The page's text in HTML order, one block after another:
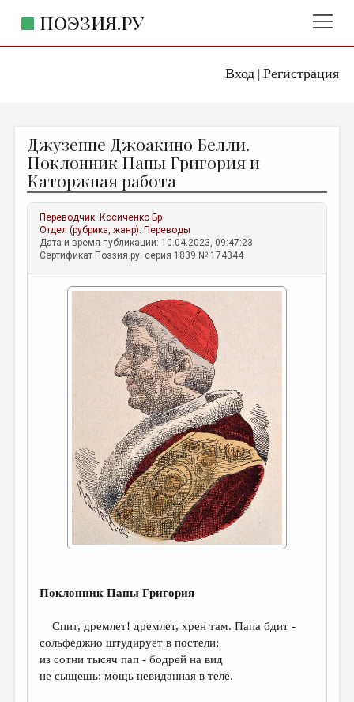
Вход| Регистрация
ПОЭЗИЯ.РУ
ЖАНРЫ
АВТОРЫ
КОММЕНТАРИИ
ЛИТСАЛОН
НОВОСТИ
ПРАВИЛА САЙТА
ДАЙДЖЕСТ
ПРОИЗВЕДЕНИЯ
КОНКУРСЫ
ДЕТСКАЯ КОМНАТА
КНИЖНАЯ ПОЛКА
ОБЗОР ЛИТЕРАТУРЫ
ОБЪЯВЛЕНИЯ
КОЛОНКА РЕДАКТОРА
РЕДКОЛЛЕГИЯ
ОТ РЕДАКЦИИ
Джузеппе Джоакино Белли.
Поклонник Папы Григория и
Каторжная работа
Переводчик: Косиченко Бр
Отдел (рубрика, жанр): Переводы
Дата и время публикации: 10.04.2023, 09:47:23
Сертификат Поэзия.ру: серия 1839 № 174344
Поклонник Папы Григория
Спит, дремлет! дремлет, хрен там. Папа бдит -
сольфеджио штудирует в постели;
из сотни тысяч пап - бодрей на вид
не сыщешь: мощь невиданная в теле.